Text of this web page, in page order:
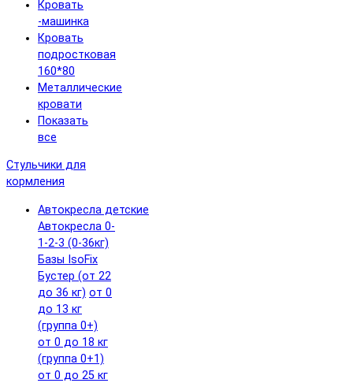
Кровать
-машинка
Кровать
подростковая
160*80
Металлические
кровати
Показать
все
Стульчики для
кормления
Автокресла детские
Автокресла 0-
1-2-3 (0-36кг)
Базы IsoFix
Бустер (от 22
до 36 кг) от 0
до 13 кг
(группа 0+)
от 0 до 18 кг
(группа 0+1)
от 0 до 25 кг